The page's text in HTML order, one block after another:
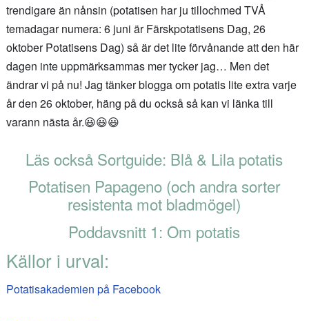
trendigare än nånsin (potatisen har ju tillochmed TVÅ
temadagar numera: 6 juni är Färskpotatisens Dag, 26
oktober Potatisens Dag) så är det lite förvånande att den här
dagen inte uppmärksammas mer tycker jag… Men det
ändrar vi på nu! Jag tänker blogga om potatis lite extra varje
år den 26 oktober, häng på du också så kan vi länka till
varann nästa år.😃😃😃
Läs också Sortguide: Blå & Lila potatis
Potatisen Papageno (och andra sorter
resistenta mot bladmögel)
Poddavsnitt 1: Om potatis
Källor i urval:
Potatisakademien på Facebook